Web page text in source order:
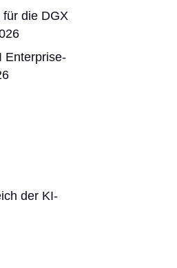
die DGX
Enterprise-
der KI-